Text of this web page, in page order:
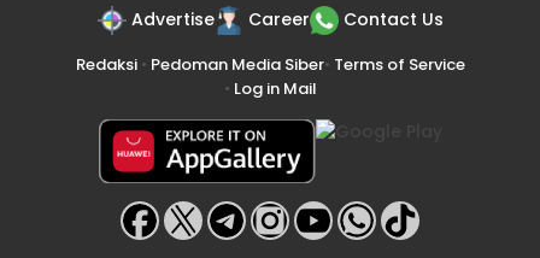
Advertise Career Contact Us
Redaksi• Pedoman Media Siber• Terms of Service
• Log in Mail